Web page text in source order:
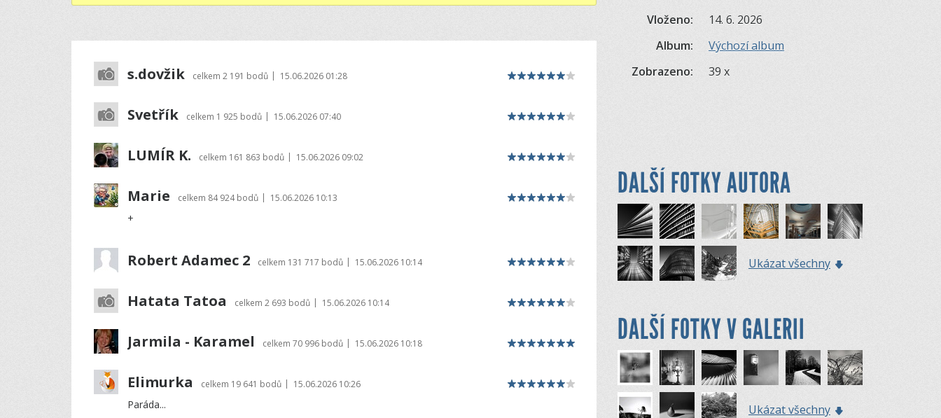
s.dovžik celkem 2 191 bodů | 15.06.2026 01:28
Svetřík celkem 1 925 bodů | 15.06.2026 07:40
LUMÍR K. celkem 161 863 bodů | 15.06.2026 09:02
Marie celkem 84 924 bodů | 15.06.2026 10:13
+
Robert Adamec 2 celkem 131 717 bodů | 15.06.2026 10:14
Hatata Tatoa celkem 2 693 bodů | 15.06.2026 10:14
Jarmila - Karamel celkem 70 996 bodů | 15.06.2026 10:18
Elimurka celkem 19 641 bodů | 15.06.2026 10:26
Paráda...
Vloženo:
14. 6. 2026
Album:
Výchozí album
Zobrazeno:
39 x
DALŠÍ FOTKY AUTORA
Ukázat všechny
DALŠÍ FOTKY V GALERII
Ukázat všechny